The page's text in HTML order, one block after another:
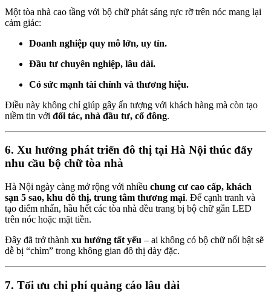
Một tòa nhà cao tầng với bộ chữ phát sáng rực rỡ trên nóc mang lại
cảm giác:
Doanh nghiệp quy mô lớn, uy tín.
Đầu tư chuyên nghiệp, lâu dài.
Có sức mạnh tài chính và thương hiệu.
Điều này không chỉ giúp gây ấn tượng với khách hàng mà còn tạo
niềm tin với đối tác, nhà đầu tư, cổ đông.
6. Xu hướng phát triển đô thị tại Hà Nội thúc đẩy
nhu cầu bộ chữ tòa nhà
Hà Nội ngày càng mở rộng với nhiều chung cư cao cấp, khách
sạn 5 sao, khu đô thị, trung tâm thương mại. Để cạnh tranh và
tạo điểm nhấn, hầu hết các tòa nhà đều trang bị bộ chữ gắn LED
trên nóc hoặc mặt tiền.
Đây đã trở thành xu hướng tất yếu – ai không có bộ chữ nổi bật sẽ
dễ bị “chìm” trong không gian đô thị dày đặc.
7. Tối ưu chi phí quảng cáo lâu dài